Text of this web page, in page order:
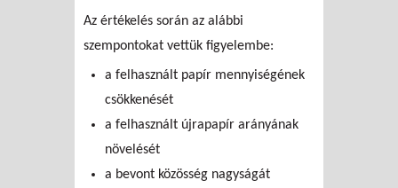
Az értékelés során az alábbi
szempontokat vettük figyelembe:
a felhasznált papír mennyiségének
csökkenését
a felhasznált újrapapír arányának
növelését
a bevont közösség nagyságát